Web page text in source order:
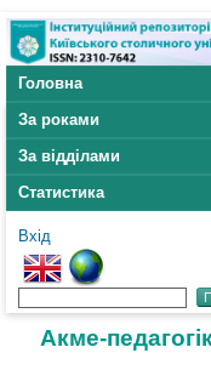
Головна
За роками
За відділами
Статистика
Вхід
Акме-